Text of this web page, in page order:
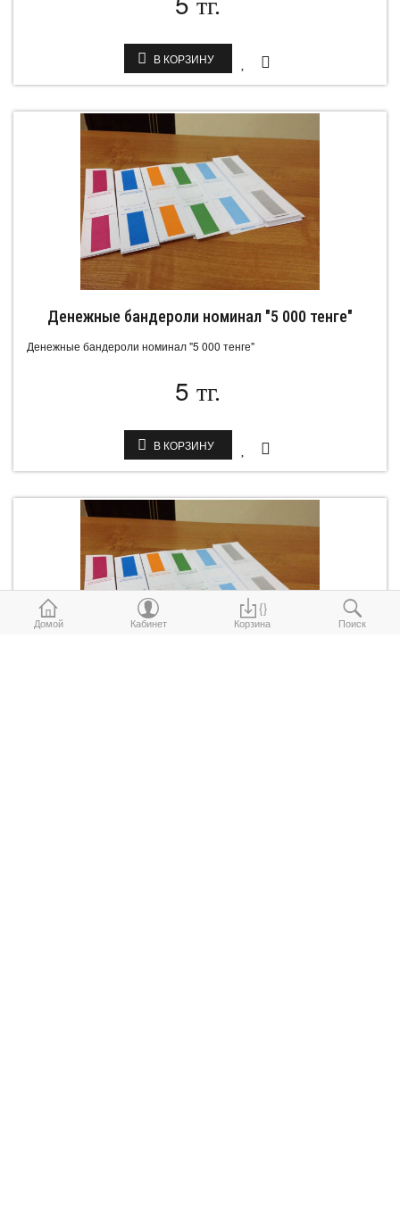
тг.
В КОРЗИНУ
Денежные бандероли номинал "5 000 тенге"
Денежные бандероли номинал "5 000 тенге"
5 тг.
В КОРЗИНУ
Домой Кабинет
{}
Корзина Поиск